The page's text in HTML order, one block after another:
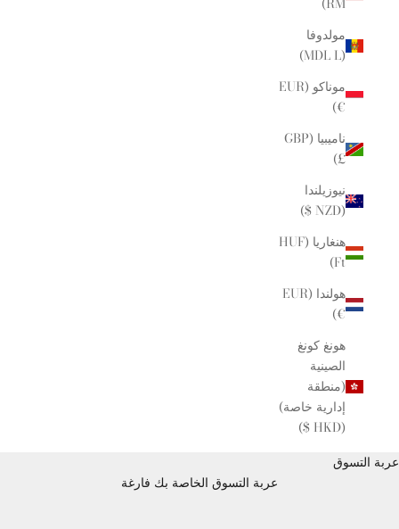
مولدوفا
(MDL L)
موناكو (EUR
€)
ناميبيا (GBP
£)
نيوزيلندا
(NZD $)
هنغاريا (HUF
Ft)
هولندا (EUR
€)
هونغ كونغ
الصينية
(منطقة
إدارية خاصة)
(HKD $)
عربة التسوق
عربة التسوق الخاصة بك فارغة